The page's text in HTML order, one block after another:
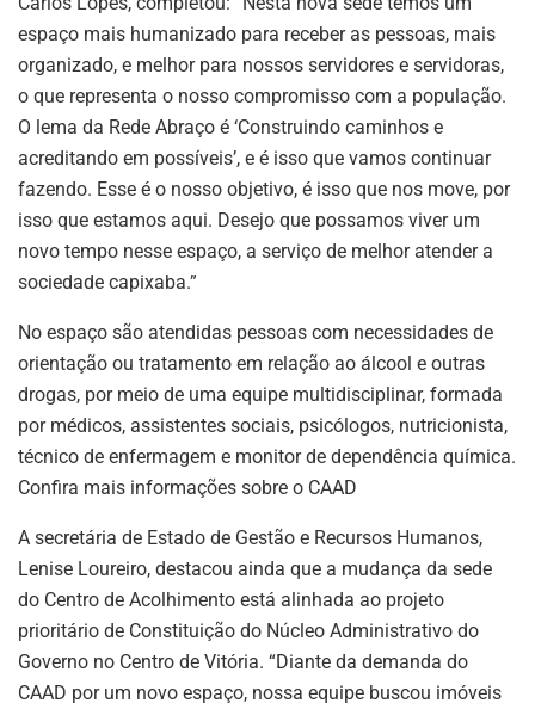
espaço mais humanizado para receber as pessoas, mais
organizado, e melhor para nossos servidores e servidoras,
o que representa o nosso compromisso com a população.
O lema da Rede Abraço é ‘Construindo caminhos e
acreditando em possíveis’, e é isso que vamos continuar
fazendo. Esse é o nosso objetivo, é isso que nos move, por
isso que estamos aqui. Desejo que possamos viver um
novo tempo nesse espaço, a serviço de melhor atender a
sociedade capixaba.”
No espaço são atendidas pessoas com necessidades de
orientação ou tratamento em relação ao álcool e outras
drogas, por meio de uma equipe multidisciplinar, formada
por médicos, assistentes sociais, psicólogos, nutricionista,
técnico de enfermagem e monitor de dependência química.
Confira mais informações sobre o CAAD
A secretária de Estado de Gestão e Recursos Humanos,
Lenise Loureiro, destacou ainda que a mudança da sede
do Centro de Acolhimento está alinhada ao projeto
prioritário de Constituição do Núcleo Administrativo do
Governo no Centro de Vitória. “Diante da demanda do
CAAD por um novo espaço, nossa equipe buscou imóveis